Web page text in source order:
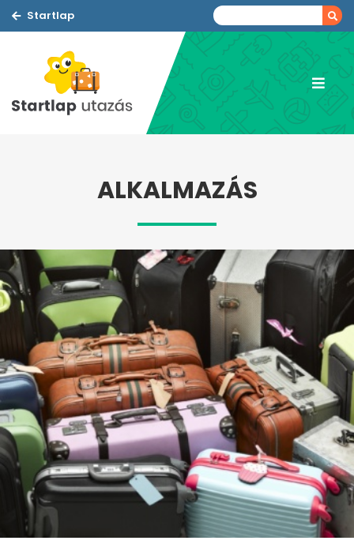
Startlap
ALKALMAZÁS